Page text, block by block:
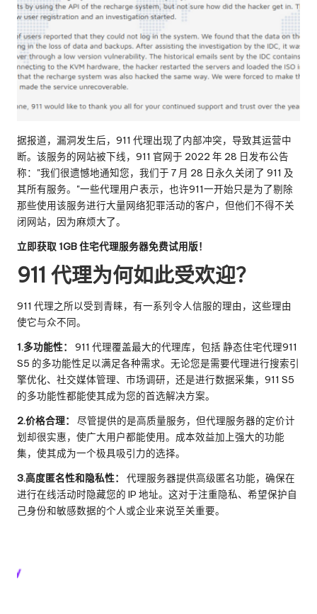
据报道，漏洞发生后，911 代理出现了内部冲突，导致其运营中
断。该服务的网站被下线，911 官网于 2022 年 28 日发布公告
称："我们很遗憾地通知您，我们于 7 月 28 日永久关闭了 911 及
其所有服务。"一些代理用户表示，也许911一开始只是为了剔除
那些使用该服务进行大量网络犯罪活动的客户，但他们不得不关
闭网站，因为麻烦大了。
立即获取 1GB 住宅代理服务器免费试用版！
911 代理为何如此受欢迎？
911 代理之所以受到青睐，有一系列令人信服的理由，这些理由
使它与众不同。
1.多功能性：
911 代理覆盖最大的代理库，包括 静态住宅代理911
S5 的多功能性足以满足各种需求。无论您是需要代理进行搜索引
擎优化、社交媒体管理、市场调研，还是进行数据采集，911 S5
的多功能性都能使其成为您的首选解决方案。
2.价格合理：
尽管提供的是高质量服务，但代理服务器的定价计
划却很实惠，使广大用户都能使用。成本效益加上强大的功能
集，使其成为一个极具吸引力的选择。
3.高度匿名性和隐私性：
代理服务器提供高级匿名功能，确保在
进行在线活动时隐藏您的 IP 地址。这对于注重隐私、希望保护自
己身份和敏感数据的个人或企业来说至关重要。